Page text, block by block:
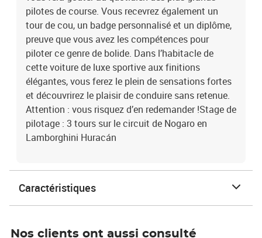
pilotes de course. Vous recevrez également un
tour de cou, un badge personnalisé et un diplôme,
preuve que vous avez les compétences pour
piloter ce genre de bolide. Dans l’habitacle de
cette voiture de luxe sportive aux finitions
élégantes, vous ferez le plein de sensations fortes
et découvrirez le plaisir de conduire sans retenue.
Attention : vous risquez d’en redemander !Stage de
pilotage : 3 tours sur le circuit de Nogaro en
Lamborghini Huracán
Caractéristiques
Nos clients ont aussi consulté